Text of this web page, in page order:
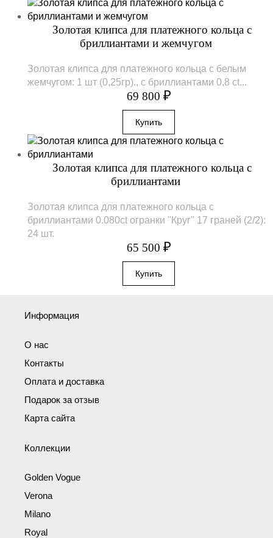
Золотая клипса для платежного кольца с
бриллиантами и жемчугом
Золотая клипса для платежного кольца с белым
жемчугом: 1 шт (0,25гр)., с бриллиантами 0,8 ct...
69 800 ₽
Золотая клипса для платежного кольца с
бриллиантами
Золотая клипса для платежного кольца с
бриллиантами 0.080ct огранки "Круг" 17 граней (2/2):
24 шт.
65 500 ₽
Информация
О нас
Контакты
Оплата и доставка
Подарок за отзыв
Карта сайта
Коллекции
Golden Vogue
Verona
Milano
Royal